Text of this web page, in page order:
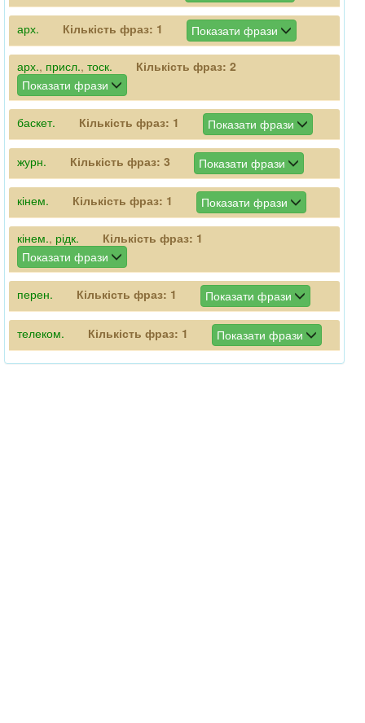
арх. Кількість фраз: 1 Показати фрази
арх., присл., тоск. Кількість фраз: 2
Показати фрази
баскет. Кількість фраз: 1 Показати фрази
журн. Кількість фраз: 3 Показати фрази
кінем. Кількість фраз: 1 Показати фрази
кінем., рідк. Кількість фраз: 1
Показати фрази
перен. Кількість фраз: 1 Показати фрази
телеком. Кількість фраз: 1 Показати фрази